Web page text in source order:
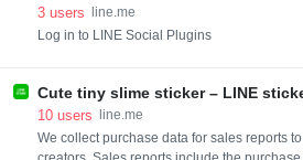
3 users
line.me
Log in to LINE Social Plugins
Cute tiny slime sticker – LINE
10 users
line.me
We collect purchase data for sales reports